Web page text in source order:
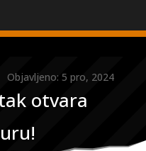
Objavljeno: 5 pro, 2024
otvara